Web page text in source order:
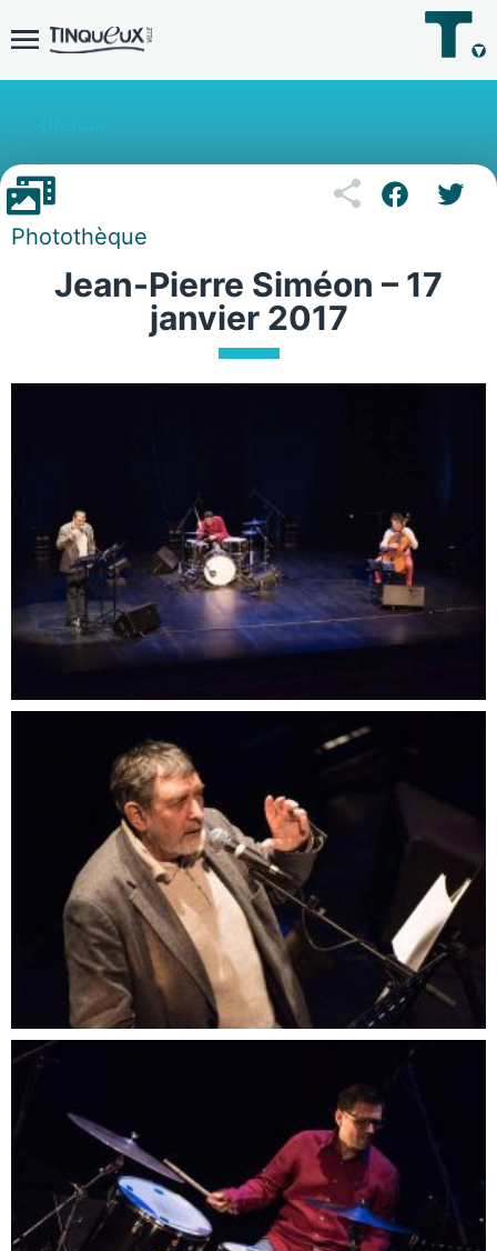
Photothèque
Jean-Pierre Siméon – 17
janvier 2017